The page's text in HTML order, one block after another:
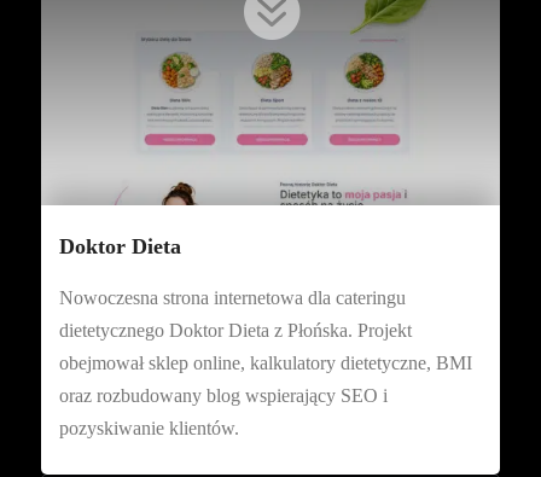
Doktor Dieta
Nowoczesna strona internetowa dla cateringu
dietetycznego Doktor Dieta z Płońska. Projekt
obejmował sklep online, kalkulatory dietetyczne, BMI
oraz rozbudowany blog wspierający SEO i
pozyskiwanie klientów.